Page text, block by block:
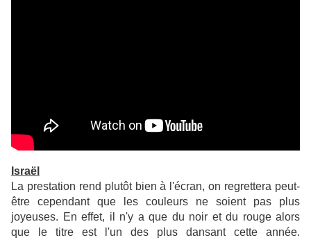
Israël
La prestation rend plutôt bien à l'écran, on regrettera peut-
être cependant que les couleurs ne soient pas plus
joyeuses. En effet, il n'y a que du noir et du rouge alors
que le titre est l'un des plus dansant cette année.